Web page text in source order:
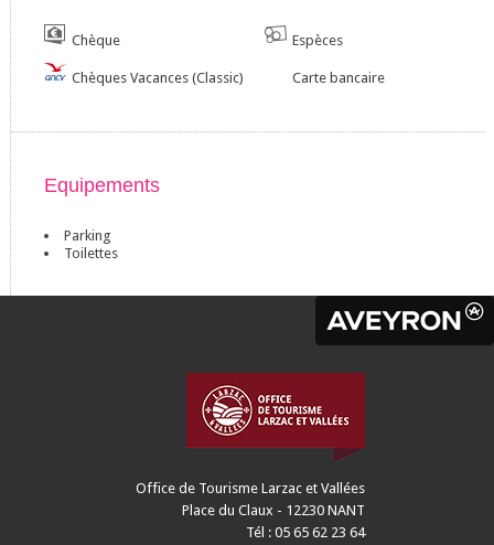
Chèque Espèces
Chèques Vacances (Classic) Carte bancaire
Equipements
Parking
Toilettes
Office de Tourisme Larzac et Vallées
Place du Claux - 12230 NANT
Tél : 05 65 62 23 64